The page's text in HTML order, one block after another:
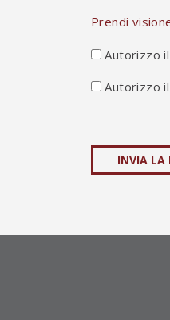
Prendi
Autorizzo
Autorizzo
INVIA LA